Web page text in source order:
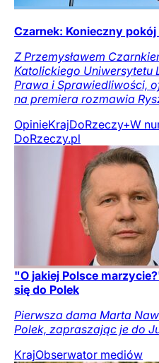
Czarnek: Konieczny
Z Przemysławem
Katolickiego Uniwersytetu
Prawa i Sprawiedliwości,
na premiera rozmawia
OpinieKrajDoRzeczy+W
DoRzeczy.pl
"O jakiej Polsce
się do Polek
Pierwsza dama Marta
Polek, zapraszając je do
KrajObserwator mediów